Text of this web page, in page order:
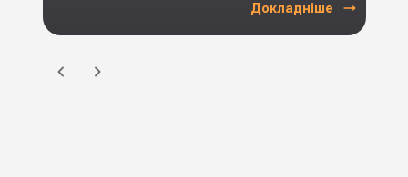
Докладніше